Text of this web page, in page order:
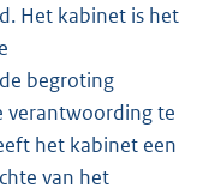
Het kabinet is het
begroting
verantwoording te
het kabinet een
van het